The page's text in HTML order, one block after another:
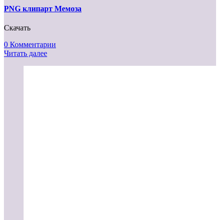
PNG клипарт Мемоза
Cкачать
0 Комментарии
Читать далее